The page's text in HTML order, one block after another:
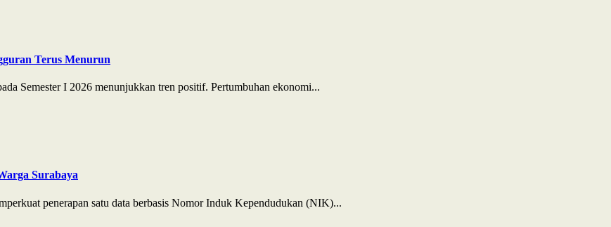
Terus Menurun
Semester I 2026 menunjukkan tren positif. Pertumbuhan ekonomi...
Surabaya
penerapan satu data berbasis Nomor Induk Kependudukan (NIK)...